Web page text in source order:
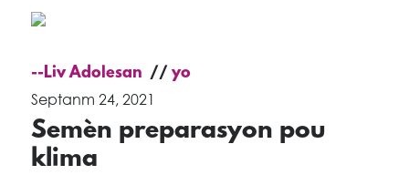
--Liv Adolesan
yo
Septanm 24, 2021
Semèn preparasyon pou
klima